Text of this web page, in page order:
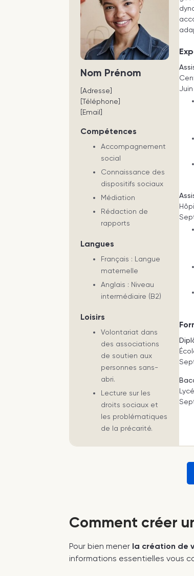
Nom Prénom
[Adresse]
[Téléphone]
[Email]
Compétences
Accompagnement
social
Connaissance des
dispositifs sociaux
Médiation
Rédaction de
rapports
Langues
Français : Langue
maternelle
Anglais : Niveau
intermédiaire (B2)
Loisirs
Volontariat dans
des associations
de soutien aux
personnes sans-
abri.
Lecture sur les
droits sociaux et
les problématiques
de la précarité.
Comment créer
Pour bien mener la création de
informations essentielles vous